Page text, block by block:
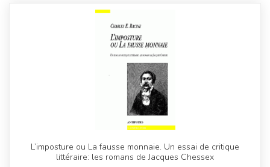
L’imposture ou La fausse monnaie. Un essai de critique
littéraire: les romans de Jacques Chessex